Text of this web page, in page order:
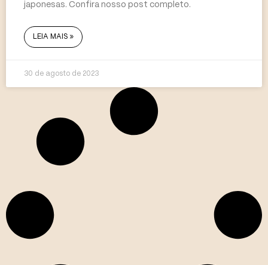
japonesas. Confira nosso post completo.
LEIA MAIS »
30 de agosto de 2023